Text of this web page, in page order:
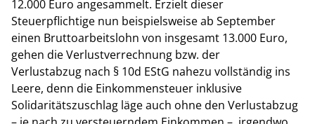
12.000 Euro angesammelt. Erzielt dieser
Steuerpflichtige nun beispielsweise ab September
einen Bruttoarbeitslohn von insgesamt 13.000 Euro,
gehen die Verlustverrechnung bzw. der
Verlustabzug nach § 10d EStG nahezu vollständig ins
Leere, denn die Einkommensteuer inklusive
Solidaritätszuschlag läge auch ohne den Verlustabzug